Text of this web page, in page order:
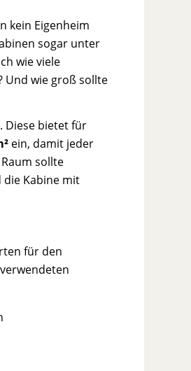
kein Eigenheim
sogar unter
wie viele
Und wie groß sollte
Diese bietet für
ein, damit jeder
sollte
die Kabine mit
für den